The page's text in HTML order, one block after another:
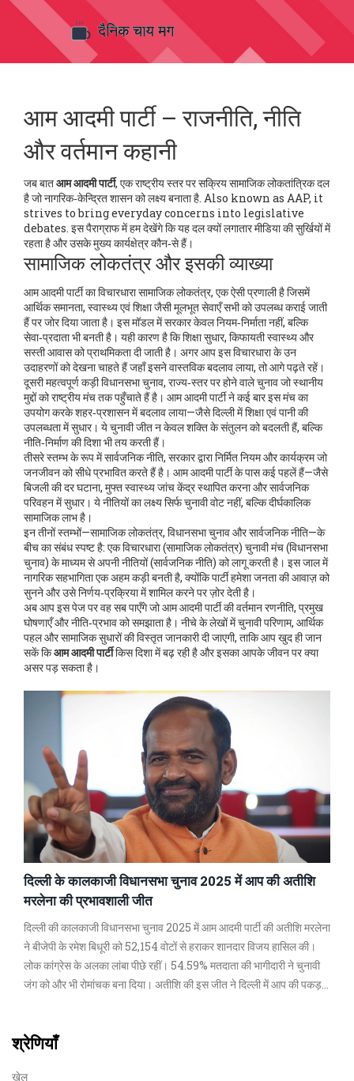
आम आदमी पार्टी – राजनीति, नीति
और वर्तमान कहानी
जब बातआम आदमी पार्टी, एक राष्ट्रीय स्तर पर सक्रिय सामाजिक लोकतांत्रिक दल
है जो नागरिक‑केन्द्रित शासन को लक्ष्य बनाता है. Also known as AAP, it
strives to bring everyday concerns into legislative
debates. इस पैराग्राफ में हम देखेंगे कि यह दल क्यों लगातार मीडिया की सुर्खियों में
रहता है और उसके मुख्य कार्यक्षेत्र कौन‑से हैं।
सामाजिक लोकतंत्र और इसकी व्याख्या
आम आदमी पार्टी का विचारधारासामाजिक लोकतंत्र, एक ऐसी प्रणाली है जिसमें
आर्थिक समानता, स्वास्थ्य एवं शिक्षा जैसी मूलभूत सेवाएँ सभी को उपलब्ध कराई जाती
हैंपर जोर दिया जाता है। इस मॉडल में सरकार केवल नियम‑निर्माता नहीं, बल्कि
सेवा‑प्रदाता भी बनती है। यही कारण है कि शिक्षा सुधार, किफायती स्वास्थ्य और
सस्ती आवास को प्राथमिकता दी जाती है। अगर आप इस विचारधारा के उन
उदाहरणों को देखना चाहते हैं जहाँ इसने वास्तविक बदलाव लाया, तो आगे पढ़ते रहें।
दूसरी महत्वपूर्ण कड़ीविधानसभा चुनाव, राज्य‑स्तर पर होने वाले चुनाव जो स्थानीय
मुद्दों को राष्ट्रीय मंच तक पहुँचाते हैंहै। आम आदमी पार्टी ने कई बार इस मंच का
उपयोग करके शहर‑प्रशासन में बदलाव लाया—जैसे दिल्ली में शिक्षा एवं पानी की
उपलब्धता में सुधार। ये चुनावी जीत न केवल शक्ति के संतुलन को बदलती हैं, बल्कि
नीति‑निर्माण की दिशा भी तय करती हैं।
तीसरे स्तम्भ के रूप मेंसार्वजनिक नीति, सरकार द्वारा निर्मित नियम और कार्यक्रम जो
जनजीवन को सीधे प्रभावित करते हैंहै। आम आदमी पार्टी के पास कई पहलें हैं—जैसे
बिजली की दर घटाना, मुफ्त स्वास्थ्य जांच केंद्र स्थापित करना और सार्वजनिक
परिवहन में सुधार। ये नीतियों का लक्ष्य सिर्फ चुनावी वोट नहीं, बल्कि दीर्घकालिक
सामाजिक लाभ है।
इन तीनों स्तम्भों—सामाजिक लोकतंत्र, विधानसभा चुनाव और सार्वजनिक नीति—के
बीच का संबंध स्पष्ट है: एक विचारधारा (सामाजिक लोकतंत्र) चुनावी मंच (विधानसभा
चुनाव) के माध्यम से अपनी नीतियों (सार्वजनिक नीति) को लागू करती है। इस जाल में
नागरिक सहभागिता एक अहम कड़ी बनती है, क्योंकि पार्टी हमेशा जनता की आवाज़ को
सुनने और उसे निर्णय‑प्रक्रिया में शामिल करने पर ज़ोर देती है।
अब आप इस पेज पर वह सब पाएँगे जो आम आदमी पार्टी की वर्तमान रणनीति, प्रमुख
घोषणाएँ और नीति‑प्रभाव को समझाता है। नीचे के लेखों में चुनावी परिणाम, आर्थिक
पहल और सामाजिक सुधारों की विस्तृत जानकारी दी जाएगी, ताकि आप खुद ही जान
सकें किआम आदमी पार्टीकिस दिशा में बढ़ रही है और इसका आपके जीवन पर क्या
असर पड़ सकता है।
दिल्ली के कालकाजी विधानसभा चुनाव 2025 में आप की अतीशि
मरलेना की प्रभावशाली जीत
दिल्ली की कालकाजी विधानसभा चुनाव 2025 में आम आदमी पार्टी की अतीशि मरलेना
ने बीजेपी के रमेश बिधूरी को 52,154 वोटों से हराकर शानदार विजय हासिल की।
लोक कांग्रेस के अलका लांबा पीछे रहीं। 54.59% मतदाता की भागीदारी ने चुनावी
जंग को और भी रोमांचक बना दिया। अतीशि की इस जीत ने दिल्ली में आप की पकड़
श्रेणियाँ
खेल